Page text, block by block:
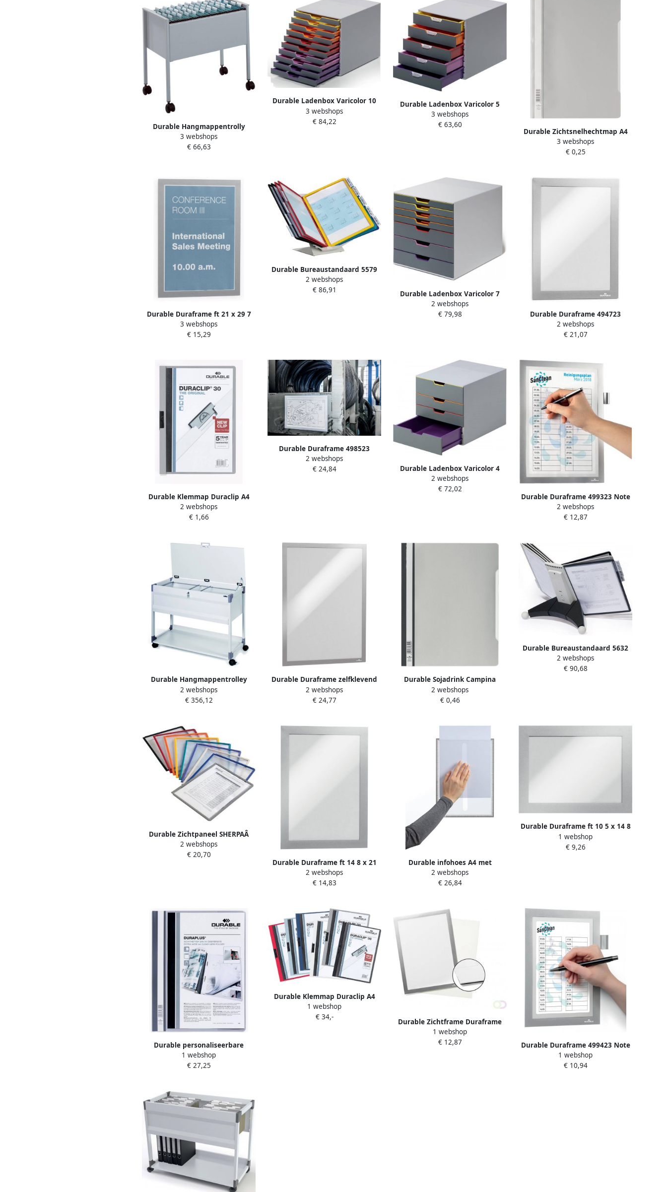
Durable Hangmappentrolly
Economy 80 A4 grijs
3 webshops
€ 66,63
Durable Ladenbox Varicolor 10
laden grijs
3 webshops
€ 84,22
Durable Ladenbox Varicolor 5
laden grijs
3 webshops
€ 63,60
Durable Zichtsnelhechtmap A4
pak van 50
3 webshops
€ 0,25
Durable Duraframe ft 21 x 29 7
cm (A4) zilver 2 stuks
3 webshops
€ 15,29
Durable Bureaustandaard 5579
Vario Pro met 10-tassen grijs
2 webshops
€ 86,91
Durable Ladenbox Varicolor 7
laden grijs
2 webshops
€ 79,98
Durable Duraframe 494723
magnetisch A5 zilver 5 stuks
2 webshops
€ 21,07
Durable Klemmap Duraclip A4
3mm 30 vellen grijs
2 webshops
€ 1,66
Durable Duraframe 498523
magnetisch Plus A4 zilvergrijs 2
stuks
2 webshops
€ 24,84
Durable Ladenbox Varicolor 4
laden grijs
2 webshops
€ 72,02
Durable Duraframe 499323 Note
A4 zelfklevend zilvergrijs
2 webshops
€ 12,87
Durable Hangmappentrolley
SYSTEM 100 MULTI TOP
2 webshops
€ 356,12
Durable Duraframe zelfklevend
en flexibel kader ft A3 zilver 2
stuks
2 webshops
€ 24,77
Durable Sojadrink Campina
plantaardig pak 1 liter
2 webshops
€ 0,46
Durable Bureaustandaard 5632
Sherpa met 10-tassen zwart grijs
2 webshops
€ 90,68
Durable Zichtpaneel SHERPAÂ
PANEL A4 Grijs
2 webshops
€ 20,70
Durable Duraframe ft 14 8 x 21
cm (A5) zilver 2 stuks
2 webshops
€ 14,83
Durable infohoes A4 met
statische bevestiging pak van 5
stuks grafiet
2 webshops
€ 26,84
Durable Duraframe ft 10 5 x 14 8
cm (A6) zilver 2 stuks
1 webshop
€ 9,26
Durable personaliseerbare
snelhechtmap Duraplus grijs
1 webshop
€ 27,25
Durable Klemmap Duraclip A4
3mm 30 vellen antraciet grijs
1 webshop
€ 34,-
Durable Zichtframe Duraframe
Grip A4 grijs
1 webshop
€ 12,87
Durable Duraframe 499423 Note
A5 zelfklevend zilvergrijs
1 webshop
€ 10,94